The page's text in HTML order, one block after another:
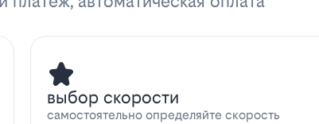
выбор скорости
самостоятельно определяйте скорость